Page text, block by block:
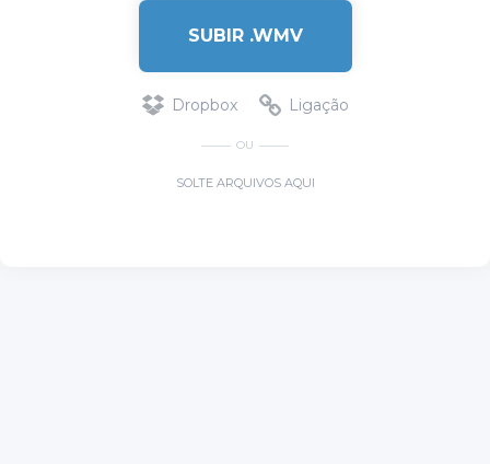
SUBIR .WMV
Dropbox Ligação
OU
SOLTE ARQUIVOS AQUI